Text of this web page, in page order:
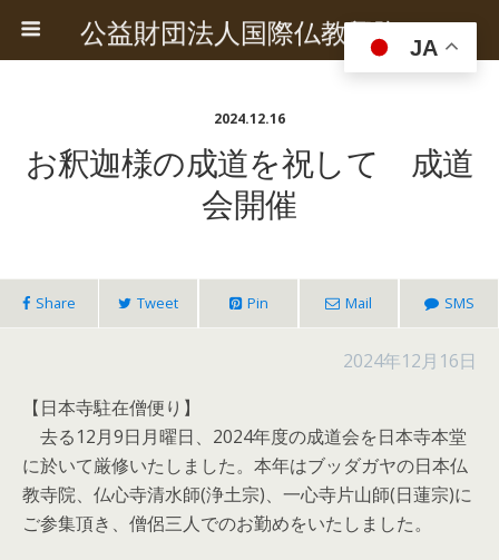
公益財団法人国際仏教興隆協会
2024.12.16
お釈迦様の成道を祝して 成道
会開催
Share Tweet Pin Mail SMS
2024年12月16日
【日本寺駐在僧便り】
去る12月9日月曜日、2024年度の成道会を日本寺本堂
に於いて厳修いたしました。本年はブッダガヤの日本仏
教寺院、仏心寺清水師(浄土宗)、一心寺片山師(日蓮宗)に
ご参集頂き、僧侶三人でのお勤めをいたしました。
JA